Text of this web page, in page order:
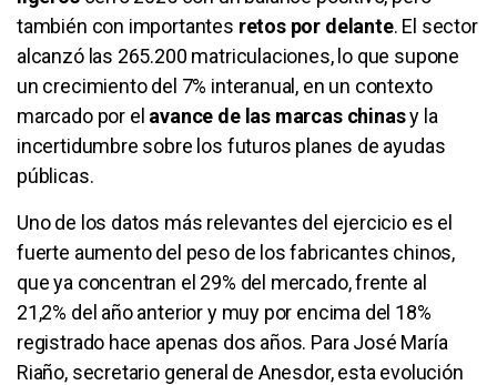
también con importantes retos por delante. El sector
alcanzó las 265.200 matriculaciones, lo que supone
un crecimiento del 7% interanual, en un contexto
marcado por el avance de las marcas chinasy la
incertidumbre sobre los futuros planes de ayudas
públicas.
Uno de los datos más relevantes del ejercicio es el
fuerte aumento del peso de los fabricantes chinos,
que ya concentran el 29% del mercado, frente al
21,2% del año anterior y muy por encima del 18%
registrado hace apenas dos años. Para José María
Riaño, secretario general de Anesdor, esta evolución